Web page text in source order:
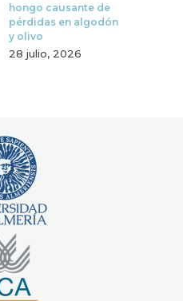
hongo causante de
pérdidas en algodón
y olivo
28 julio, 2026